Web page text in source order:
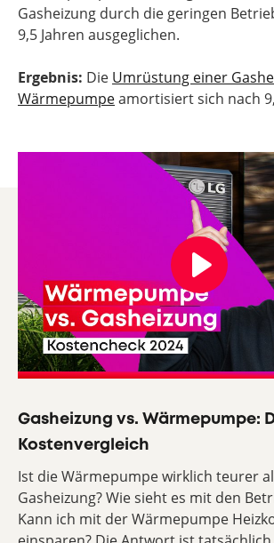
Gasheizung durch die geringen
9,5 Jahren ausgeglichen.
Ergebnis: Die Umrüstung einer
Wärmepumpeamortisiert sich nach
Play
Gasheizung vs. Wärmepumpe:
Kostenvergleich
Ist die Wärmepumpe wirklich teurer
Gasheizung? Wie sieht es mit den
Kann ich mit der Wärmepumpe